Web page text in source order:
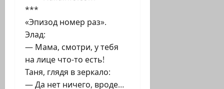
***
«Эпизод номер раз».
Элад:
— Мама, смотри, у тебя
на лице что-то есть!
Таня, глядя в зеркало:
— Да нет ничего, вроде…